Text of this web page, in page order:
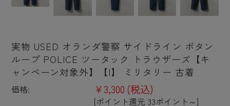
実物 USED オランダ警察 サイドライン ボタン
ループ POLICE ツータック トラウザーズ【キ
ャンペーン対象外】【I】 ミリタリー 古着
価格: ¥3,300 (税込)
[ポイント還元 33ポイント～]